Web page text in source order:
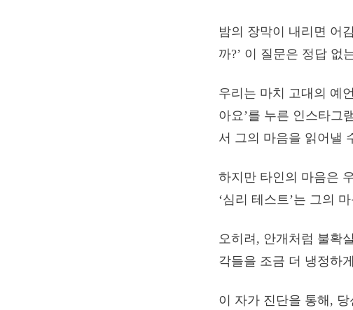
밤의 장막이 내리면 어
까?’ 이 질문은 정답 없
우리는 마치 고대의 예
아요’를 누른 인스타그
서 그의 마음을 읽어낼
하지만 타인의 마음은
‘심리 테스트’는 그의
오히려, 안개처럼 불확
각들을 조금 더 냉정하
이 자가 진단을 통해,